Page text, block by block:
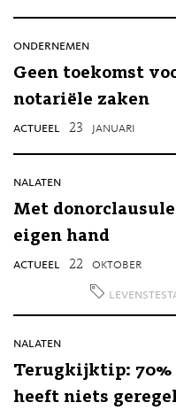
ondernemen
Geen toekomst
notariële zaken
actueel 23 januari
nalaten
Met
eigen hand
actueel 22 oktober
nalaten
Terugkijktip: 70%
heeft niets